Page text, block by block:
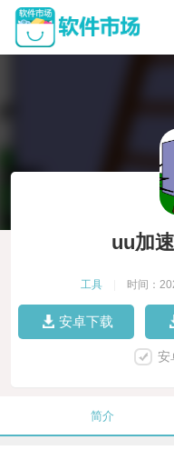
uu加
工具 时间：
安卓下载
安
简介